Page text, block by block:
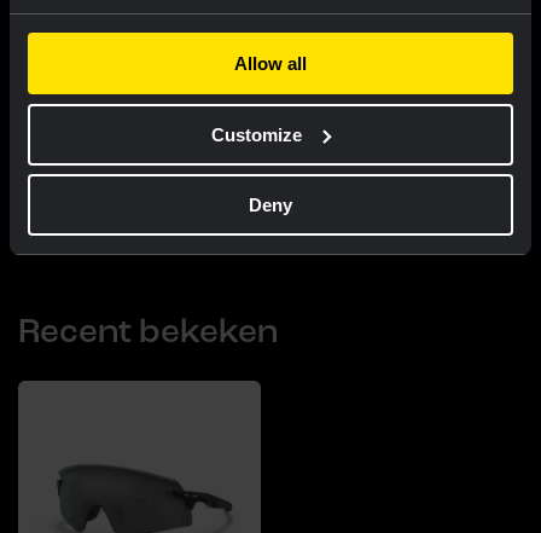
Allow all
Customize
Deny
Koerspet 2026 - Team Visma |
Lease a Bike
Col 2026 - Team Visma | Lease
a Bike
US$ 29,44
Recent bekeken